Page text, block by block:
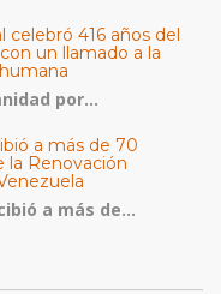
celebró 416 años del
un llamado a la
por...
a más de 70
la Renovación
a más de...